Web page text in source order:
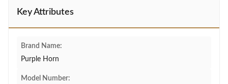
Key Attributes
Brand Name:
Purple Horn
Model Number: